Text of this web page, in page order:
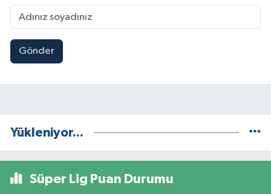
Gönder
Yükleniyor...
Süper Lig Puan Durumu